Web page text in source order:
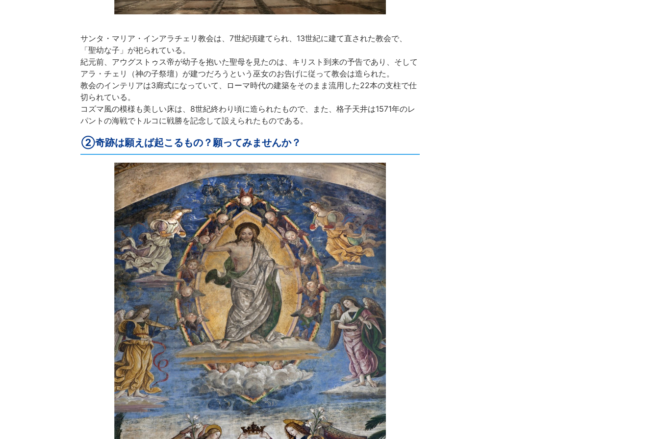
サンタ・マリア・インアラチェリ教会は、7世紀頃建てられ、13世紀に建て直された教会で、
「聖幼な子」が祀られている。
紀元前、アウグストゥス帝が幼子を抱いた聖母を見たのは、キリスト到来の予告であり、そして
アラ・チェリ（神の子祭壇）が建つだろうという巫女のお告げに従って教会は造られた。
教会のインテリアは3廊式になっていて、ローマ時代の建築をそのまま流用した22本の支柱で仕
切られている。
コズマ風の模様も美しい床は、8世紀終わり頃に造られたもので、また、格子天井は1571年のレ
パントの海戦でトルコに戦勝を記念して設えられたものである。
②奇跡は願えば起こるもの？願ってみませんか？